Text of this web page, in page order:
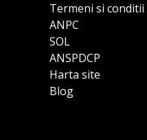
Termeni si conditii
ANPC
SOL
ANSPDCP
Harta site
Blog